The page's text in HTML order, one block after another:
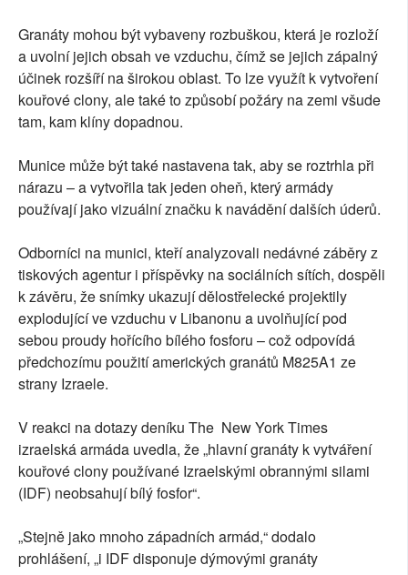
Granáty mohou být vybaveny rozbuškou, která je rozloží
a uvolní jejich obsah ve vzduchu, čímž se jejich zápalný
účinek rozšíří na širokou oblast. To lze využít k vytvoření
kouřové clony, ale také to způsobí požáry na zemi všude
tam, kam klíny dopadnou.
Munice může být také nastavena tak, aby se roztrhla při
nárazu – a vytvořila tak jeden oheň, který armády
používají jako vizuální značku k navádění dalších úderů.
Odborníci na munici, kteří analyzovali nedávné záběry z
tiskových agentur i příspěvky na sociálních sítích, dospěli
k závěru, že snímky ukazují dělostřelecké projektily
explodující ve vzduchu v Libanonu a uvolňující pod
sebou proudy hořícího bílého fosforu – což odpovídá
předchozímu použití amerických granátů M825A1 ze
strany Izraele.
V reakci na dotazy deníku The New York Times
izraelská armáda uvedla, že „hlavní granáty k vytváření
kouřové clony používané Izraelskými obrannými silami
(IDF) neobsahují bílý fosfor“.
„Stejně jako mnoho západních armád,“ dodalo
prohlášení, „i IDF disponuje dýmovými granáty